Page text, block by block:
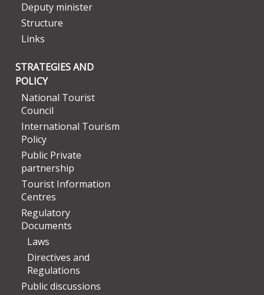
Deputy minister
Structure
Links
STRATEGIES AND
POLICY
National Tourist
Council
International Tourism
Policy
Public Private
partnership
Tourist Information
Centres
Regulatory
Documents
Laws
Directives and
Regulations
Public discussions